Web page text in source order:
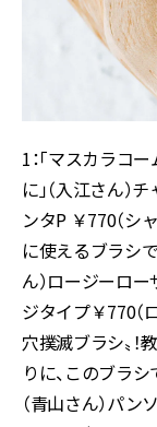
1：「マスカラコ
に」（入江さん
ンタP ￥770（シ
に使えるブラシ
ん）ロージーロ
ジタイプ￥770（
穴撲滅ブラシ〟
りに、このブラ
（青山さん）パン